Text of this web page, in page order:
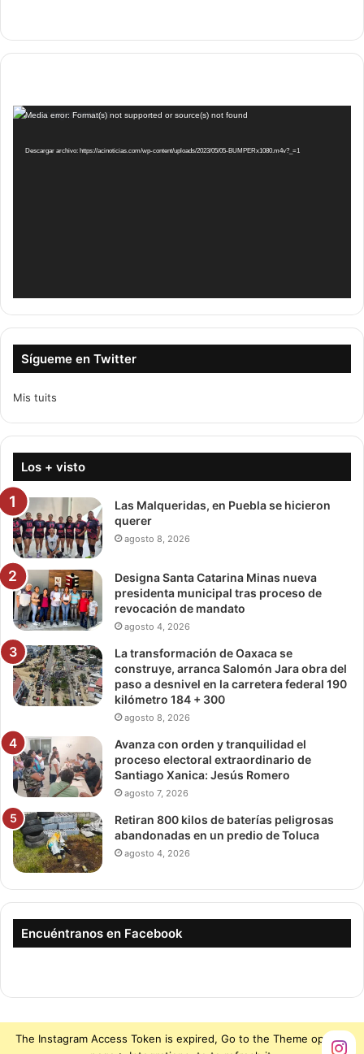
Reproductor
vídeo
Media error: Format(s) not supported or source(s) not found
Descargar archivo: https://acinoticias.com/wp-content/uploads/2023/05/05-BUMPERx1080.m4v?_=1
Sígueme en Twitter
Mis tuits
Los + visto
Las Malqueridas, en Puebla se hicieron
querer
agosto 8, 2026
Designa Santa Catarina Minas nueva
presidenta municipal tras proceso de
revocación de mandato
agosto 4, 2026
La transformación de Oaxaca se
construye, arranca Salomón Jara obra del
paso a desnivel en la carretera federal 190
kilómetro 184 + 300
agosto 8, 2026
Avanza con orden y tranquilidad el
proceso electoral extraordinario de
Santiago Xanica: Jesús Romero
agosto 7, 2026
Retiran 800 kilos de baterías peligrosas
abandonadas en un predio de Toluca
agosto 4, 2026
Encuéntranos en Facebook
The Instagram Access Token is expired, Go to the Theme options